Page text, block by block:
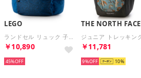
LEGO
￥10,890
45%
THE NORTH FACE
￥11,781
9% 10